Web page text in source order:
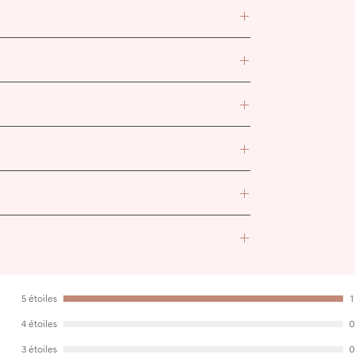
jours ouvrés avant expédition. En
meilleurs délais à l'adresse :
5 étoiles 1
4 étoiles 0
3 étoiles 0